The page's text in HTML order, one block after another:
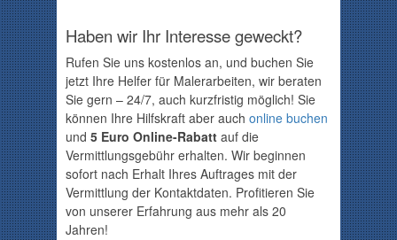
Haben wir Ihr Interesse geweckt?
Rufen Sie uns kostenlos an, und buchen Sie
jetzt Ihre Helfer für Malerarbeiten, wir beraten
Sie gern – 24/7, auch kurzfristig möglich! Sie
können Ihre Hilfskraft aber auch online buchen
und 5 Euro Online-Rabatt auf die
Vermittlungsgebühr erhalten. Wir beginnen
sofort nach Erhalt Ihres Auftrages mit der
Vermittlung der Kontaktdaten. Profitieren Sie
von unserer Erfahrung aus mehr als 20
Jahren!